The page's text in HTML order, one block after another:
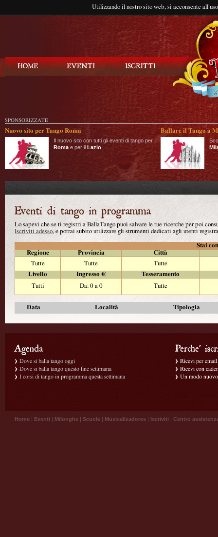
Utilizzando il nostro sito web, si acconsente
SPONSORIZZATE
Nuovo sito per Tango Roma
Il nuovo sito con tutti gli eventi di tango per
Roma e per il Lazio
Ballare il Tango a
Lo sapevi che se ti registri a BallaTango puoi salvare le tue ricerche per poi
Iscriviti adesso, e potrai subito utilizzare gli strumenti dedicati agli utenti
Stai
Regione
Provincia
Città
Tutte
Tutte
Tutte
Livello
Ingresso €
Tesseramento
Tutti
Da: 0 a 0 Tutte
Data Località Tipologia
Dove si balla tango oggi
Dove si balla tango questo fine settimana
I corsi di tango in programma questa settimana
Ricevi per
Ricevi con
Un modo
Home | Eventi | Milonghe | Scuole | Musicalizadores | Iscriviti | Centro